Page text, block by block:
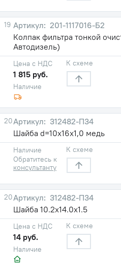
19
201-1117016-Б2
Колпак фильтра тонкой
Автодизель)
Наличие
Цена с НДС
1 815 руб.
К схеме
20
312482-П34
Шайба d=10х16х1,0 медь
Наличие
Обратитесь к
консультанту
К схеме
20
312482-П34
Шайба 10.2х14.0х1.5
Наличие
Цена с НДС
14 руб.
К схеме